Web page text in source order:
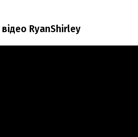
RyanShirley